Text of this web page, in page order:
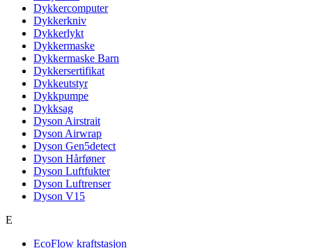
Dykkercomputer
Dykkerkniv
Dykkerlykt
Dykkermaske
Dykkermaske Barn
Dykkersertifikat
Dykkeutstyr
Dykkpumpe
Dykksag
Dyson Airstrait
Dyson Airwrap
Dyson Gen5detect
Dyson Hårføner
Dyson Luftfukter
Dyson Luftrenser
Dyson V15
E
EcoFlow kraftstasjon